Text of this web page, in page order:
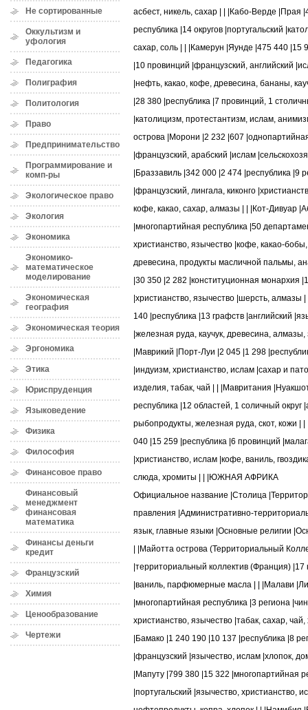
Не сортированные
Оккультизм и
уфология
Педагогика
Полиграфия
Политология
Право
Предпринимательство
Программирование и
комп-ры
Экологическое право
Экология
Экономика
Экономико-
математическое
моделирование
Экономическая
география
Экономическая теория
Эргономика
Этика
Юриспруденция
Языковедение
Физика
Философия
Финансовое право
Финансовый
менеджмент
финансовая
математика
Финансы деньги
кредит
Французский
Химия
Ценообразование
Чертежи
асбест, никель, сахар | | |Кабо-Верде |Прая
республика |14 округов |португальский
сахар, соль | | |Камерун |Яунде |475 440 |15
|10 провинций |французский, английский
|нефть, какао, кофе, древесина, бананы,
|28 380 |республика |7 провинций, 1
|католицизм, протестантизм, ислам,
острова |Морони |2 232 |607
|французский, арабский |ислам
|Браззавиль |342 000 |2 474 |республика |9
|французский, лингала, киконго
кофе, какао, сахар, алмазы | | |Кот-Дивуар
|многопартийная республика |50
христианство, язычество |кофе, какао-
древесина, продукты масличной пальмы,
|30 350 |2 282 |конституционная монархия
|христианство, язычество |шерсть,
140 |республика |13 графств |английский
|железная руда, каучук, древесина,
|Маврикий |Порт-Луи |2 045 |1 298
|индуизм, христианство, ислам |сахар и
изделия, табак, чай | | |Мавритания
республика |12 областей, 1 соличный
рыбопродукты, железная руда, скот, кожи |
040 |15 259 |республика |6 провинций
|христианство, ислам |кофе, ваниль,
слюда, хромиты | | |ЮЖНАЯ АФРИКА
Официальное название |Столица
правления |Административно-
язык, главные языки |Основные религии
| |Майотта острова (Территориальный
|территориальный коллектив (Франция)
|ваниль, парфюмерные масла | | |Малави
|многопартийная республика |3 региона
христианство, язычество |табак, сахар,
|Бамако |1 240 190 |10 137 |республика |8
|французский |язычество, ислам |хлопок,
|Мапуту |799 380 |15 322 |многопартийная
|португальский |язычество, христианство,